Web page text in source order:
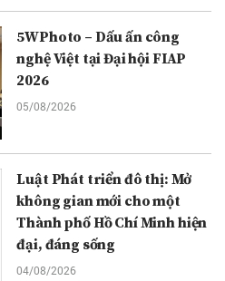
5WPhoto – Dấu ấn công
nghệ Việt tại Đại hội FIAP
2026
05/08/2026
Luật Phát triển đô thị: Mở
không gian mới cho một
Thành phố Hồ Chí Minh hiện
đại, đáng sống
04/08/2026